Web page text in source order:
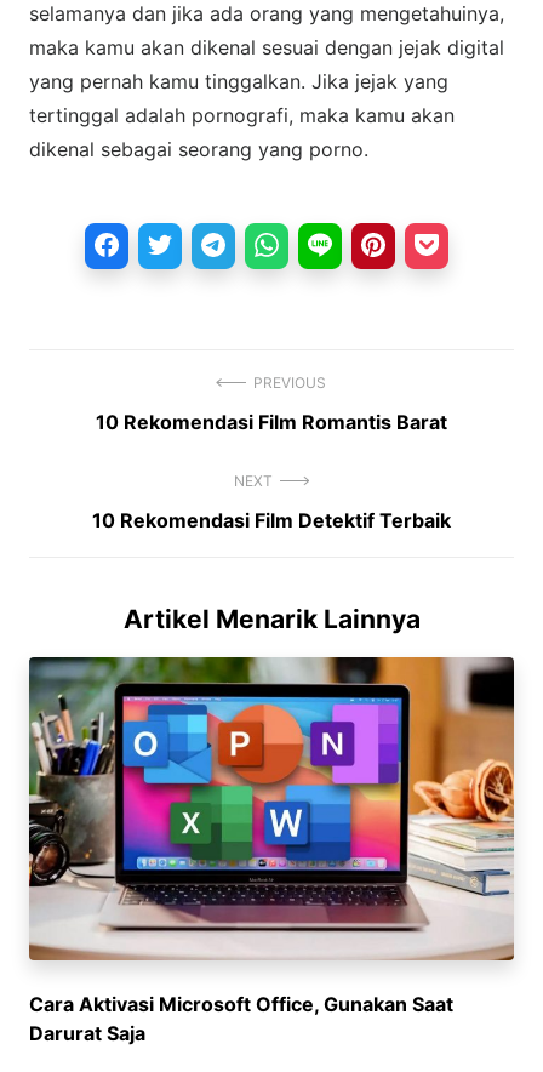
selamanya dan jika ada orang yang mengetahuinya,
maka kamu akan dikenal sesuai dengan jejak digital
yang pernah kamu tinggalkan. Jika jejak yang
tertinggal adalah pornografi, maka kamu akan
dikenal sebagai seorang yang porno.
Navigasi
PREVIOUS
Previous
10 Rekomendasi Film Romantis Barat
NEXT
Next
10 Rekomendasi Film Detektif Terbaik
Artikel Menarik Lainnya
Cara Aktivasi Microsoft Office, Gunakan Saat
Darurat Saja